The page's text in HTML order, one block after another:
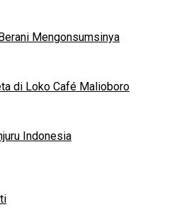
Mengonsumsinya
di Loko Café Malioboro
Indonesia